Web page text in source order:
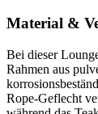
Material &
Bei dieser
Rahmen aus
Rope-Geflecht